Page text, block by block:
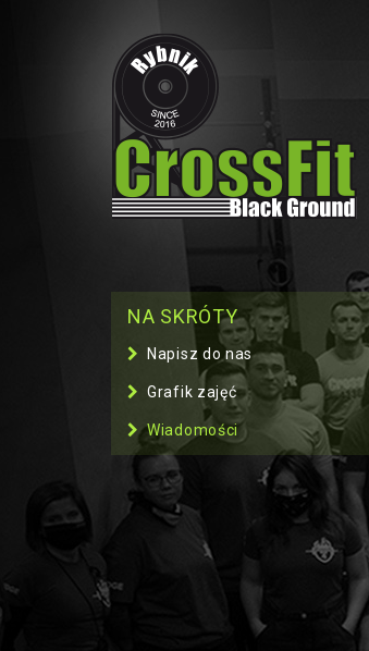
NA SKRÓTY
Napisz do nas
Grafik zajęć
Wiadomości